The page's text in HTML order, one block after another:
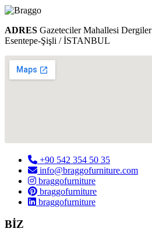
ADRES Gazeteciler Mahallesi
Esentepe-Şişli / İSTANBUL
+90 542 354 50 35
info@braggofurniture.com
braggofurniture
braggofurniture
braggofurniture
BİZ